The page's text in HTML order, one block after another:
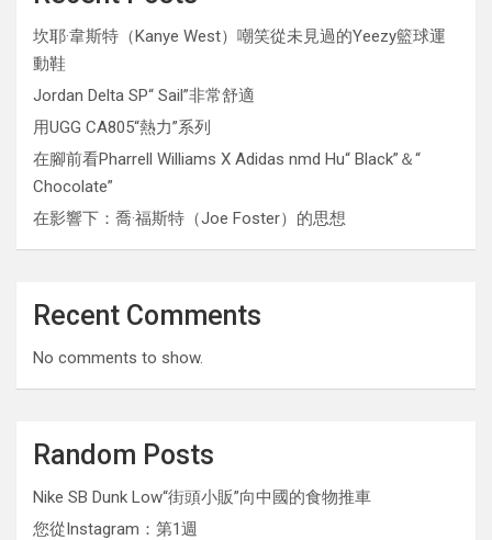
坎耶·韋斯特（Kanye West）嘲笑從未見過的Yeezy籃球運
動鞋
Jordan Delta SP“ Sail”非常舒適
用UGG CA805“熱力”系列
在腳前看Pharrell Williams X Adidas nmd Hu“ Black”＆“
Chocolate”
在影響下：喬·福斯特（Joe Foster）的思想
Recent Comments
No comments to show.
Random Posts
Nike SB Dunk Low“街頭小販”向中國的食物推車
您從Instagram：第1週